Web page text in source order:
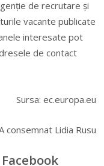
de recrutare și
vacante publicate
interesate pot
de contact
Sursa: ec.europa.eu
consemnat Lidia Rusu